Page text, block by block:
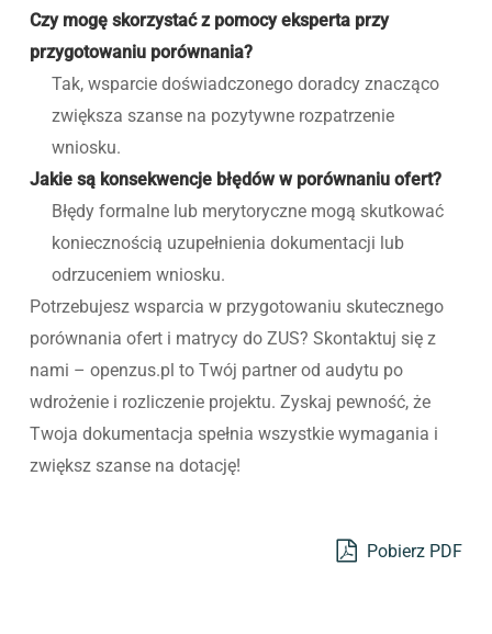
Czy mogę skorzystać z pomocy eksperta przy
przygotowaniu porównania?
Tak, wsparcie doświadczonego doradcy znacząco
zwiększa szanse na pozytywne rozpatrzenie
wniosku.
Jakie są konsekwencje błędów w porównaniu ofert?
Błędy formalne lub merytoryczne mogą skutkować
koniecznością uzupełnienia dokumentacji lub
odrzuceniem wniosku.
Potrzebujesz wsparcia w przygotowaniu skutecznego
porównania ofert i matrycy do ZUS? Skontaktuj się z
nami – openzus.pl to Twój partner od audytu po
wdrożenie i rozliczenie projektu. Zyskaj pewność, że
Twoja dokumentacja spełnia wszystkie wymagania i
zwiększ szanse na dotację!
Pobierz PDF